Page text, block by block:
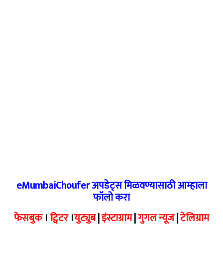
eMumbaiChoufer अपडेट्स मिळवण्यासाठी आम्हाला
फॉलो करा
फेसबुक।ट्विटर।युट्युब|इंस्टाग्राम|गुगल न्यूज|टेलिग्राम